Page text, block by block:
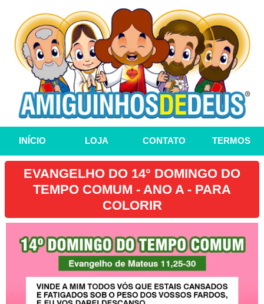
INÍCIO LOJA CONTATO TERMOS
EVANGELHO DO 14° DOMINGO DO
TEMPO COMUM - ANO A - PARA
COLORIR